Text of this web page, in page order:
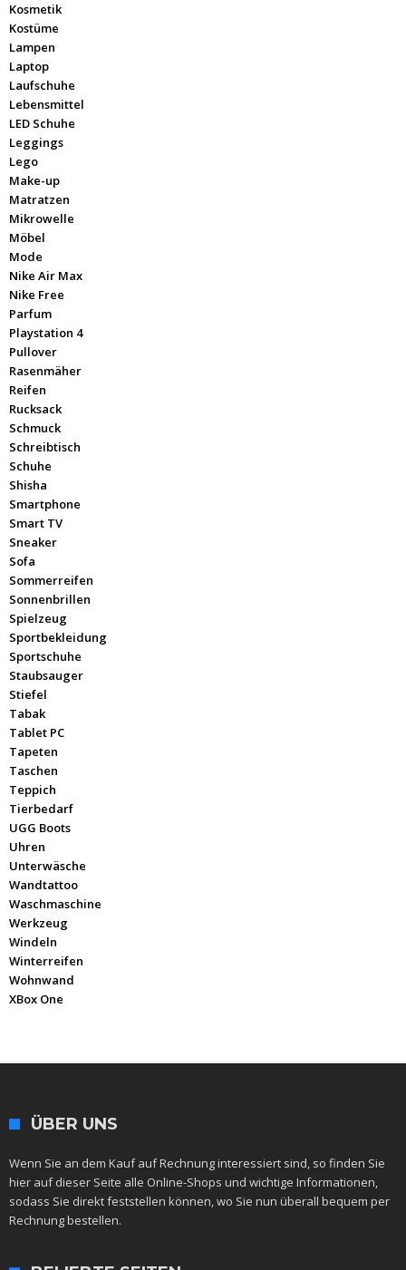
Kosmetik
Kostüme
Lampen
Laptop
Laufschuhe
Lebensmittel
LED Schuhe
Leggings
Lego
Make-up
Matratzen
Mikrowelle
Möbel
Mode
Nike Air Max
Nike Free
Parfum
Playstation 4
Pullover
Rasenmäher
Reifen
Rucksack
Schmuck
Schreibtisch
Schuhe
Shisha
Smartphone
Smart TV
Sneaker
Sofa
Sommerreifen
Sonnenbrillen
Spielzeug
Sportbekleidung
Sportschuhe
Staubsauger
Stiefel
Tabak
Tablet PC
Tapeten
Taschen
Teppich
Tierbedarf
UGG Boots
Uhren
Unterwäsche
Wandtattoo
Waschmaschine
Werkzeug
Windeln
Winterreifen
Wohnwand
XBox One
ÜBER UNS
Wenn Sie an dem Kauf auf Rechnung interessiert sind, so finden Sie
hier auf dieser Seite alle Online-Shops und wichtige Informationen,
sodass Sie direkt feststellen können, wo Sie nun überall bequem per
Rechnung bestellen.